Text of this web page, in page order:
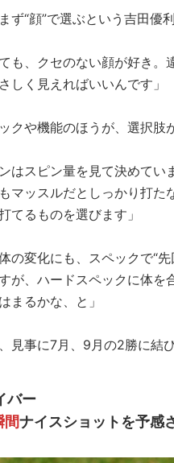
ず“顔”で選ぶという吉田優利
ても、クセのない顔が好き
しく見えればいいんです」
クや機能のほうが、選択肢
ンはスピン量を見て決めて
マッスルだとしっかり打
てるものを選びます」
の変化にも、スペックで“
が、ハードスペックに体
まるかな、と」
見事に7月、9月の2勝に結び
バー
間ナイスショットを予感